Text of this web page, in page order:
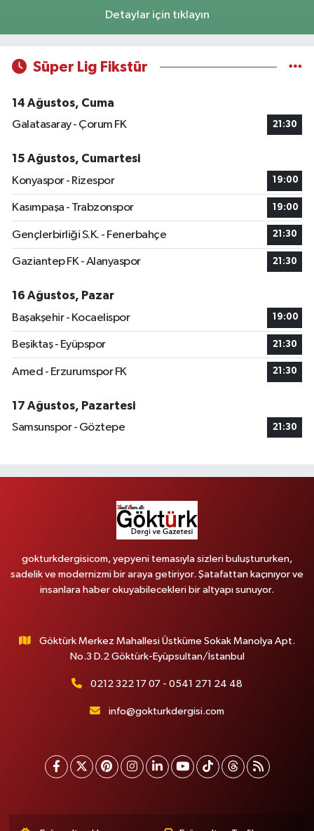
Detaylar için tıklayın
Süper Lig Fikstür
14 Ağustos, Cuma
Galatasaray - Çorum FK
21:30
15 Ağustos, Cumartesi
Konyaspor - Rizespor
19:00
Kasımpaşa - Trabzonspor 19:00
Gençlerbirliği S.K. - Fenerbahçe 21:30
Gaziantep FK - Alanyaspor 21:30
16 Ağustos, Pazar
Başakşehir - Kocaelispor
19:00
Beşiktaş - Eyüpspor 21:30
Amed - Erzurumspor FK 21:30
17 Ağustos, Pazartesi
Samsunspor - Göztepe
21:30
gokturkdergisicom, yepyeni temasıyla sizleri buluştururken,
sadelik ve modernizmi bir araya getiriyor. Şatafattan kaçınıyor ve
insanlara haber okuyabilecekleri bir altyapı sunuyor.
Göktürk Merkez Mahallesi Üstküme Sokak Manolya Apt.
No.3 D.2 Göktürk-Eyüpsultan/İstanbul
0212 322 17 07 - 0541 271 24 48
info@gokturkdergisi.com